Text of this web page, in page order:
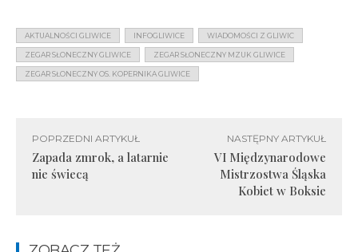
AKTUALNOŚCI GLIWICE INFOGLIWICE WIADOMOŚCI Z GLIWIC
ZEGAR SŁONECZNY GLIWICE ZEGAR SŁONECZNY MZUK GLIWICE
ZEGAR SŁONECZNY OS. KOPERNIKA GLIWICE
POPRZEDNI ARTYKUŁ
Zapada zmrok, a latarnie
nie świecą
NASTĘPNY ARTYKUŁ
VI Międzynarodowe
Mistrzostwa Śląska
Kobiet w Boksie